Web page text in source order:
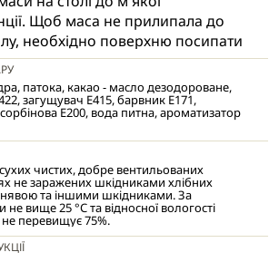
Щоб маса не прилипала до
необхідно поверхню посипати
пудрою. Розкачати шар маси до
товщини. Отриманий пласт
торт, тістечко. Поверхня
змащується тонким шаром
чи цукровим сиропом (для
патока, какао - масло дезодороване,
загущувач Е415, барвник Е171,
Е200, вода питна, ароматизатор
чистих, добре вентильованих
не заражених шкідниками хлібних
та іншими шкідниками. За
не вище 25 °С та відносної вологості
перевищує 75%.